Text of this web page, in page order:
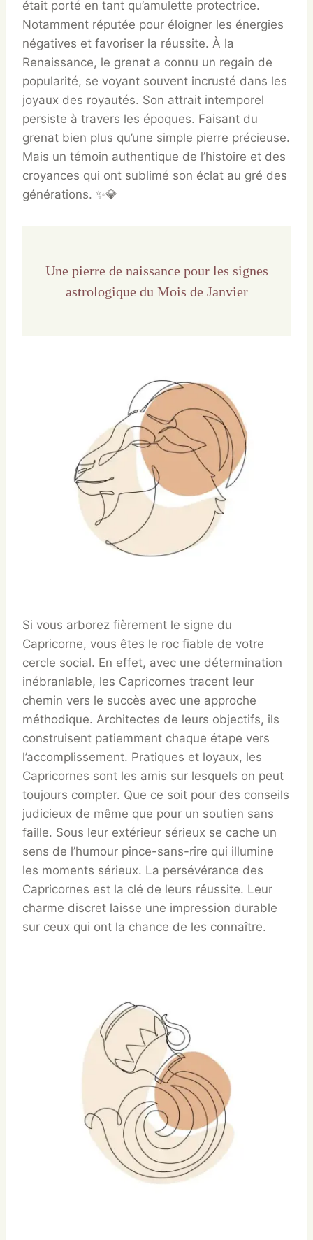
était porté en tant qu’amulette protectrice.
Notamment réputée pour éloigner les énergies
négatives et favoriser la réussite. À la
Renaissance, le grenat a connu un regain de
popularité, se voyant souvent incrusté dans les
joyaux des royautés. Son attrait intemporel
persiste à travers les époques. Faisant du
grenat bien plus qu’une simple pierre précieuse.
Mais un témoin authentique de l’histoire et des
croyances qui ont sublimé son éclat au gré des
générations. ✨💎
Une pierre de naissance pour les signes
astrologique du Mois de Janvier
Si vous arborez fièrement le signe du
Capricorne, vous êtes le roc fiable de votre
cercle social. En effet, avec une détermination
inébranlable, les Capricornes tracent leur
chemin vers le succès avec une approche
méthodique. Architectes de leurs objectifs, ils
construisent patiemment chaque étape vers
l’accomplissement. Pratiques et loyaux, les
Capricornes sont les amis sur lesquels on peut
toujours compter. Que ce soit pour des conseils
judicieux de même que pour un soutien sans
faille. Sous leur extérieur sérieux se cache un
sens de l’humour pince-sans-rire qui illumine
les moments sérieux. La persévérance des
Capricornes est la clé de leurs réussite. Leur
charme discret laisse une impression durable
sur ceux qui ont la chance de les connaître.